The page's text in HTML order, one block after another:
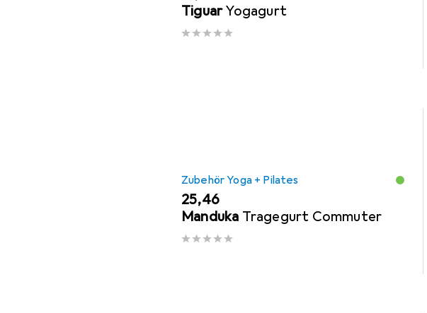
TiguarYogagurt
Zubehör Yoga + Pilates
EUR
25,46
Manduka Tragegurt Commuter